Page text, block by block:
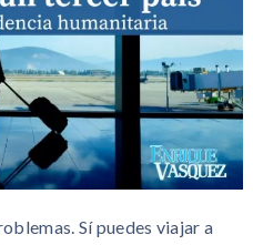
Sí puedes viajar a